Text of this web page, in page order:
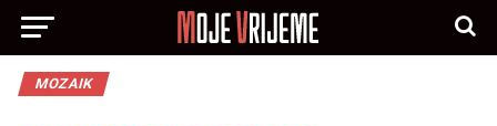
MOZAIK